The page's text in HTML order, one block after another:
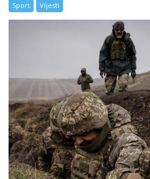
Sport Vijesti